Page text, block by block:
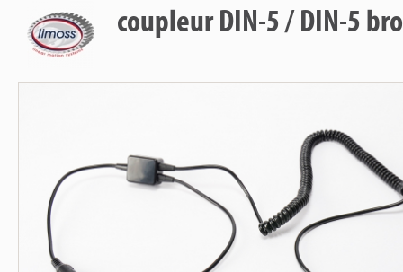
coupleur DIN-5 / DIN-5